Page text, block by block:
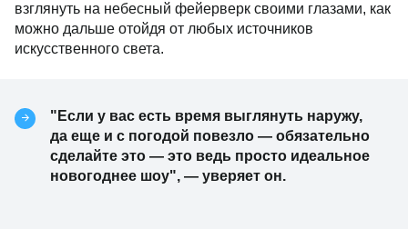
взглянуть на небесный фейерверк своими глазами, как
можно дальше отойдя от любых источников
искусственного света.
"Если у вас есть время выглянуть наружу,
да еще и с погодой повезло — обязательно
сделайте это — это ведь просто идеальное
новогоднее шоу", — уверяет он.